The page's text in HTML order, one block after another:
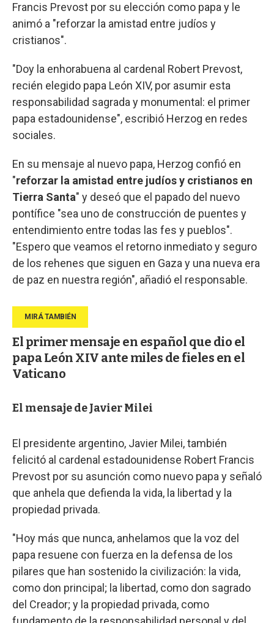
Francis Prevost por su elección como papa y le
animó a "reforzar la amistad entre judíos y
cristianos".
"Doy la enhorabuena al cardenal Robert Prevost,
recién elegido papa León XIV, por asumir esta
responsabilidad sagrada y monumental: el primer
papa estadounidense", escribió Herzog en redes
sociales.
En su mensaje al nuevo papa, Herzog confió en
"reforzar la amistad entre judíos y cristianos en
Tierra Santa" y deseó que el papado del nuevo
pontífice "sea uno de construcción de puentes y
entendimiento entre todas las fes y pueblos".
"Espero que veamos el retorno inmediato y seguro
de los rehenes que siguen en Gaza y una nueva era
de paz en nuestra región", añadió el responsable.
El primer mensaje en español que dio el
papa León XIV ante miles de fieles en el
Vaticano
El mensaje de Javier Milei
El presidente argentino, Javier Milei, también
felicitó al cardenal estadounidense Robert Francis
Prevost por su asunción como nuevo papa y señaló
que anhela que defienda la vida, la libertad y la
propiedad privada.
"Hoy más que nunca, anhelamos que la voz del
papa resuene con fuerza en la defensa de los
pilares que han sostenido la civilización: la vida,
como don principal; la libertad, como don sagrado
del Creador; y la propiedad privada, como